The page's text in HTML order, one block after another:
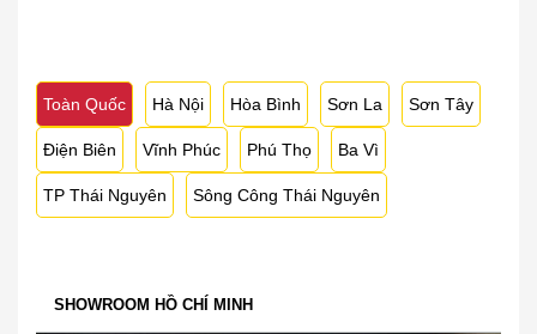
Toàn Quốc Hà Nội Hòa Bình Sơn La Sơn Tây
Điện Biên Vĩnh Phúc Phú Thọ Ba Vì
TP Thái Nguyên Sông Công Thái Nguyên
SHOWROOM HỒ CHÍ MINH